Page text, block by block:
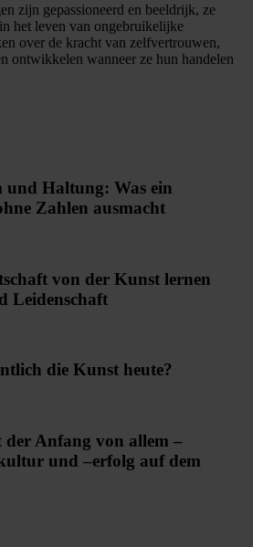
zijn gepassioneerd en beeldrijk, ze
het leven van ongebruikelijke
over de kracht van zelfvertrouwen,
ontwikkelen wanneer ze hun handelen
Haltung: Was ein
Zahlen ausmacht
von der Kunst lernen
Leidenschaft
die Kunst heute?
der Anfang von allem –
und –erfolg auf dem